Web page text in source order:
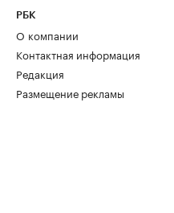
РБК
О компании
Контактная информация
Редакция
Размещение рекламы